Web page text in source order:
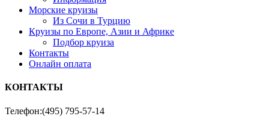
Морские круизы
Из Сочи в Турцию
Круизы по Европе, Азии и Африке
Подбор круиза
Контакты
Онлайн оплата
КОНТАКТЫ
Телефон:(495) 795-57-14